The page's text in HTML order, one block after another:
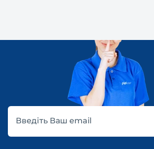
Введіть Ваш email